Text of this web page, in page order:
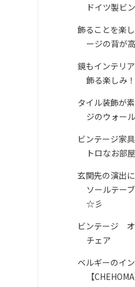
ドイツ製ビ
飾ることを楽
ージの背が
鏡もインテリ
飾る楽しみ！
タイル装飾が
ジのウォー
ビンテージ家
トロなお部
玄関先の演出
ソールテー
☆彡
ビンテージ オ
チェア
ベルギーのイ
【